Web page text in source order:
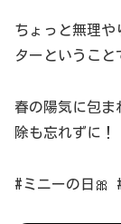
ちょっと無理や
ターということ
春の陽気に包ま
除も忘れずに！
#ミニーの日🎀